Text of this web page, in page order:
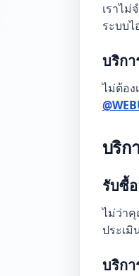
เราไ
ระบบ
บริก
ไม่ต้อง
บริก
รับซื้
ไม่ว่า
ประเ
บริก